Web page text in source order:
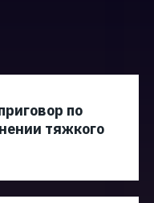
по
тяжкого